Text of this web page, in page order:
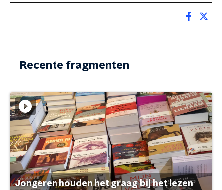
Recente fragmenten
Jongeren houden het graag bij het lezen